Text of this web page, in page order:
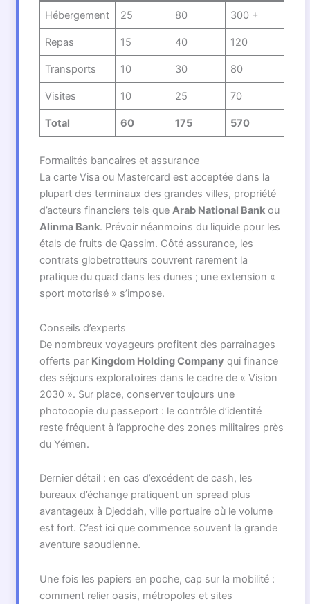
Hébergement 25 80 300 +
Repas 15 40 120
Transports 10 30 80
Visites 10 25 70
Total 60 175 570
Formalités bancaires et assurance
La carte Visa ou Mastercard est acceptée dans la
plupart des terminaux des grandes villes, propriété
d’acteurs financiers tels que Arab National Bankou
Alinma Bank. Prévoir néanmoins du liquide pour les
étals de fruits de Qassim. Côté assurance, les
contrats globetrotteurs couvrent rarement la
pratique du quad dans les dunes ; une extension «
sport motorisé » s’impose.
Conseils d’experts
De nombreux voyageurs profitent des parrainages
offerts par Kingdom Holding Company qui finance
des séjours exploratoires dans le cadre de « Vision
2030 ». Sur place, conserver toujours une
photocopie du passeport : le contrôle d’identité
reste fréquent à l’approche des zones militaires près
du Yémen.
Dernier détail : en cas d’excédent de cash, les
bureaux d’échange pratiquent un spread plus
avantageux à Djeddah, ville portuaire où le volume
est fort. C’est ici que commence souvent la grande
aventure saoudienne.
Une fois les papiers en poche, cap sur la mobilité :
comment relier oasis, métropoles et sites